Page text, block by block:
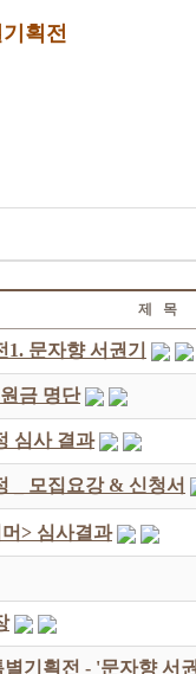
획전
제 목
문자향 서권기
금 명단
심사 결과
_ 모집요강 & 신청서
> 심사결과
기획전 - '문자향 서